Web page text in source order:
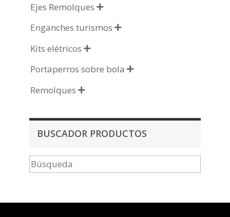
Ejes Remolques 
Enganches turismos 
Kits elétricos 
Portaperros sobre bola 
Remolques 
BUSCADOR PRODUCTOS